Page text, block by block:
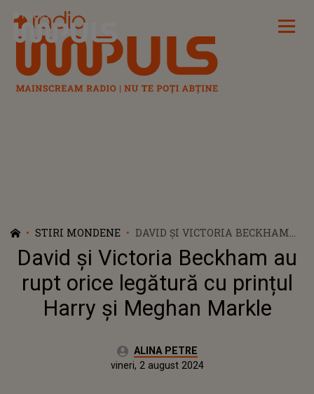
Radio Impuls
STIRI MONDENE
DAVID ȘI VICTORIA BECKHAM
AU RUPT ORICE LEGĂTURĂ CU
PRINȚUL HARRY ȘI MEGHAN
MARKLE
David și Victoria Beckham au
rupt orice legătură cu prințul
Harry și Meghan Markle
Autor:ALINA PETRE
miercuri, 2 august 2023Actualizat:
vineri, 2 august 2024